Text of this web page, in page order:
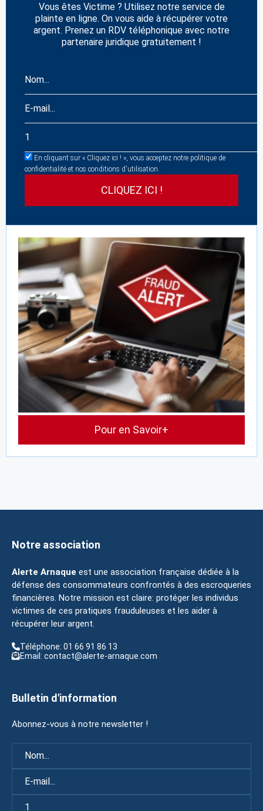
Vous êtes Victime ? Utilisez notre service de
plainte en ligne. On vous aide à récupérer votre
argent. Prenez un RDV téléphonique avec notre
partenaire juridique gratuitement !
En cliquant sur « Cliquez ici ! », vous acceptez notre politique de
confidentialité et nos conditions d'utilisation.
Pour en Savoir+
Notre association
Alerte Arnaque est une association française dédiée à la
défense des consommateurs confrontés à des escroqueries
financières. Notre mission est claire: protéger les individus
victimes de ces pratiques frauduleuses et les aider à
récupérer leur argent.
Téléphone: 01 66 91 86 13
Email: contact@alerte-arnaque.com
Bulletin d'information
Abonnez-vous à notre newsletter !